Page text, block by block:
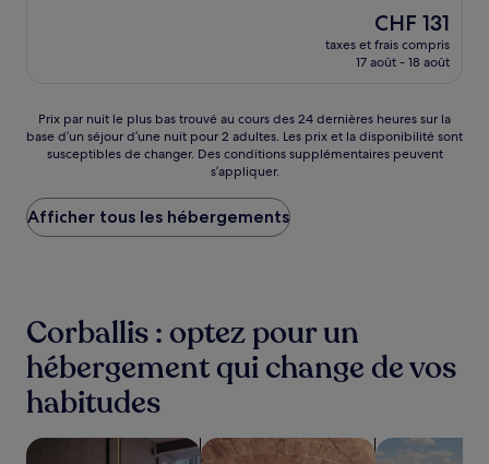
Le
nouveau
prix
CHF 131
CHF 131
taxes et frais compris
17 août - 18 août
Prix
par
nuit
plus
bas
trouvé
24 dernières
heures
sur
la
base
d’un
séjour
d’une
Prix par nuit le plus bas trouvé au cours des 24 dernières heures sur la
base d’un séjour d’une nuit pour 2 adultes. Les prix et la disponibilité sont
susceptibles de changer. Des conditions supplémentaires peuvent
s’appliquer.
Afficher tous les hébergements
Corballis : optez pour un
hébergement qui change de vos
habitudes
Rechercher des hébergements acceptant les animaux de
Rechercher des hébergements avec
Rechercher